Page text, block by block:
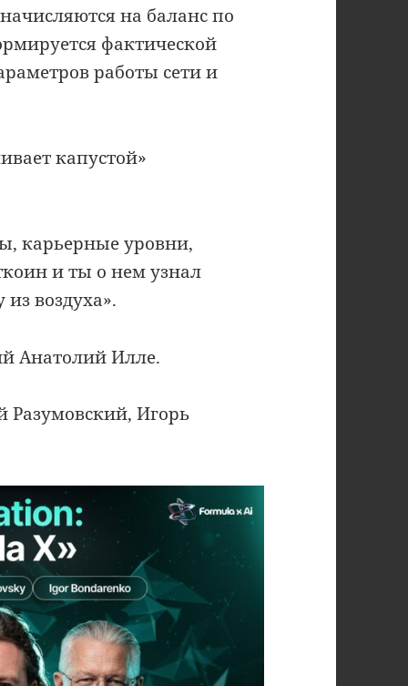
на баланс по
фактической
работы сети и
капустой»
карьерные уровни,
и ты о нем узнал
воздуха».
Анатолий Илле.
Игорь